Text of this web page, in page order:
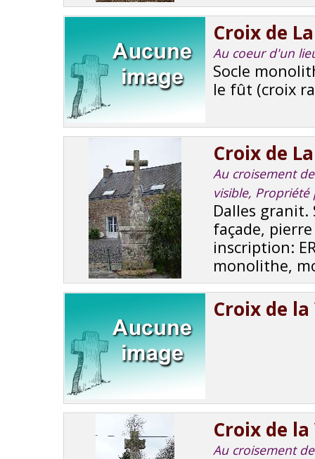
Croix de
Au coeur d'un
Socle
le fût (croix
Croix de
Au croisement
visible,
Dalles granit.
façade,
inscription:
monolithe,
Croix de
Croix de
Au croisement